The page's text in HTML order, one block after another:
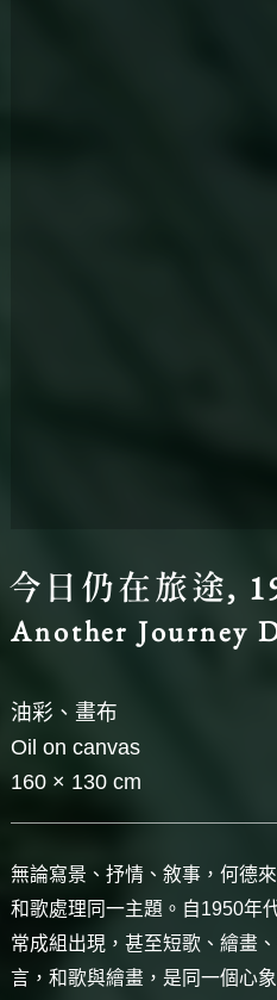
今日仍在旅途,
Another Journey
油彩、畫布
Oil on canvas
160 × 130 cm
無論寫景、抒情、敘事，何德
和歌處理同一主題。自1950年
常成組出現，甚至短歌、繪畫
言，和歌與繪畫，是同一個心